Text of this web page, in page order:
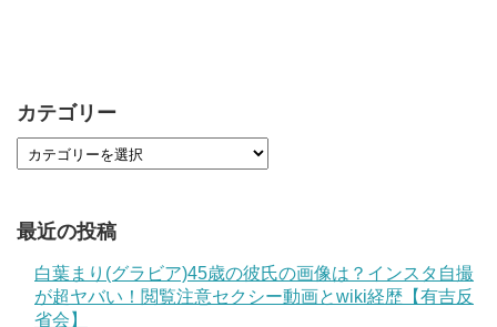
カテゴリー
最近の投稿
白葉まり(グラビア)45歳の彼氏の画像は？インスタ自撮
が超ヤバい！閲覧注意セクシー動画とwiki経歴【有吉反
省会】